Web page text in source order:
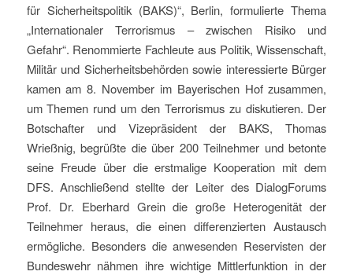
für Sicherheitspolitik (BAKS)“, Berlin, formulierte Thema
„Internationaler Terrorismus – zwischen Risiko und
Gefahr“. Renommierte Fachleute aus Politik, Wissenschaft,
Militär und Sicherheitsbehörden sowie interessierte Bürger
kamen am 8. November im Bayerischen Hof zusammen,
um Themen rund um den Terrorismus zu diskutieren. Der
Botschafter und Vizepräsident der BAKS, Thomas
Wrießnig, begrüßte die über 200 Teilnehmer und betonte
seine Freude über die erstmalige Kooperation mit dem
DFS. Anschließend stellte der Leiter des DialogForums
Prof. Dr. Eberhard Grein die große Heterogenität der
Teilnehmer heraus, die einen differenzierten Austausch
ermögliche. Besonders die anwesenden Reservisten der
Bundeswehr nähmen ihre wichtige Mittlerfunktion in der